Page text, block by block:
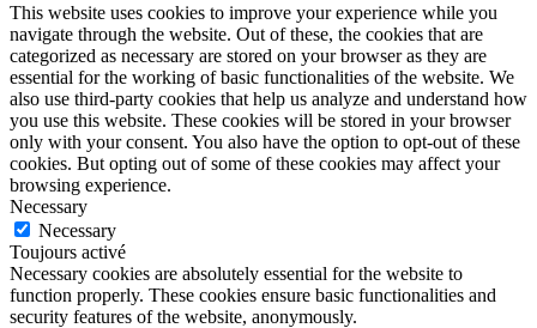
This website uses cookies to improve your experience while you
navigate through the website. Out of these, the cookies that are
categorized as necessary are stored on your browser as they are
essential for the working of basic functionalities of the website. We
also use third-party cookies that help us analyze and understand how
you use this website. These cookies will be stored in your browser
only with your consent. You also have the option to opt-out of these
cookies. But opting out of some of these cookies may affect your
browsing experience.
Necessary
Necessary
Toujours activé
Necessary cookies are absolutely essential for the website to
function properly. These cookies ensure basic functionalities and
security features of the website, anonymously.